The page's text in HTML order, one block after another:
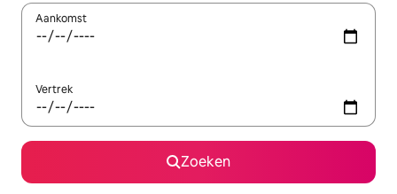
Aankomst
Vertrek
Zoeken